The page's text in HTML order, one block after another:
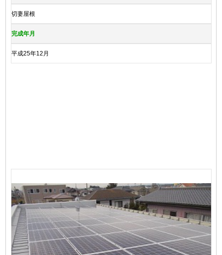
切妻屋根
完成年月
平成25年12月